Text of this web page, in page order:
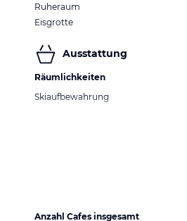
Ruheraum
Eisgrotte
Ausstattung
Räumlichkeiten
Skiaufbewahrung
Anzahl Cafes insgesamt